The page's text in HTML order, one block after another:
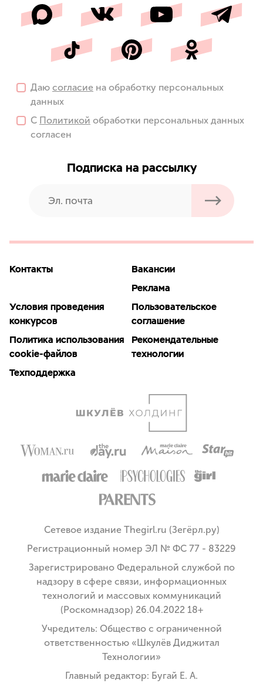
Даю согласие на обработку персональных
данных
С Политикой обработки персональных данных
согласен
Подписка на рассылку
Контакты
Вакансии
Реклама
Условия проведения
конкурсов
Пользовательское
соглашение
Политика использования
cookie-файлов
Рекомендательные
технологии
Техподдержка
Сетевое издание Thegirl.ru (Зегёрл.ру)
Регистрационный номер ЭЛ № ФС 77 - 83229
Зарегистрировано Федеральной службой по
надзору в сфере связи, информационных
технологий и массовых коммуникаций
(Роскомнадзор) 26.04.2022 18+
Учредитель: Общество с ограниченной
ответственностью «Шкулёв Диджитал
Технологии»
Главный редактор: Бугай Е. А.